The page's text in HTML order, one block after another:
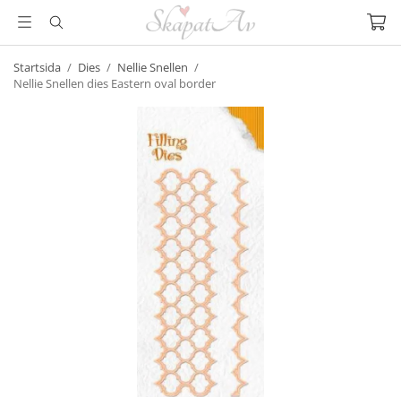
Startsida / Dies / Nellie Snellen /
Nellie Snellen dies Eastern oval border